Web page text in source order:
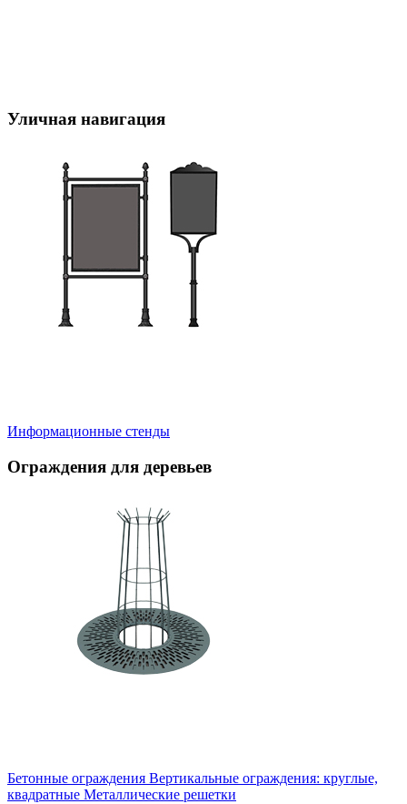
Уличная навигация
Информационные стенды
Ограждения для деревьев
Бетонные ограждения Вертикальные ограждения: круглые,
квадратные Металлические решетки